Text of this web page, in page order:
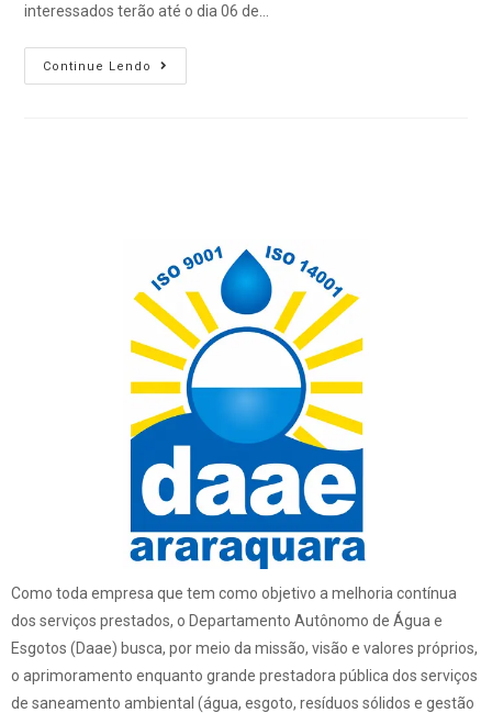
interessados terão até o dia 06 de…
Continue Lendo
Como toda empresa que tem como objetivo a melhoria contínua
dos serviços prestados, o Departamento Autônomo de Água e
Esgotos (Daae) busca, por meio da missão, visão e valores próprios,
o aprimoramento enquanto grande prestadora pública dos serviços
de saneamento ambiental (água, esgoto, resíduos sólidos e gestão